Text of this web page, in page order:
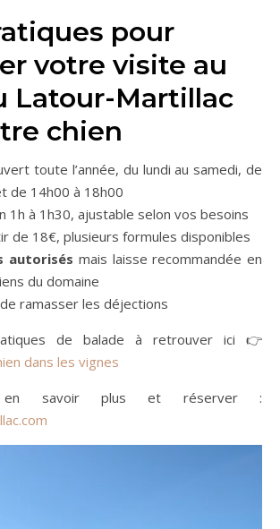
pour
votre visite au
Latour-Martillac
chien
toute l’année, du lundi au samedi, de
de 14h00 à 18h00
1h à 1h30, ajustable selon vos besoins
de 18€, plusieurs formules disponibles
autorisés mais laisse recommandée en
du domaine
de ramasser les déjections
de balade à retrouver ici 👉
dans les vignes
savoir plus et réserver :